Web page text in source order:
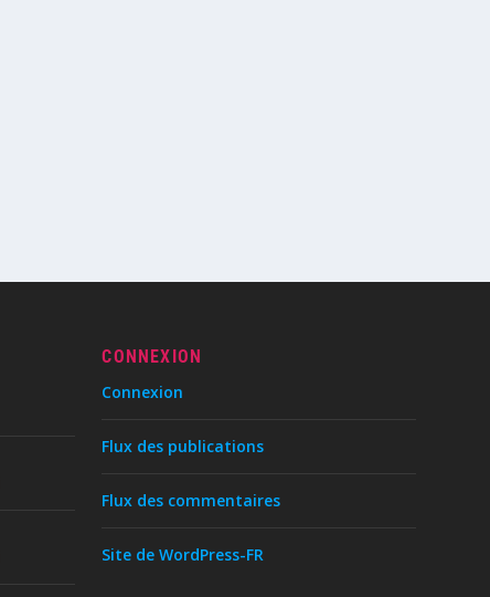
CONNEXION
Connexion
Flux des publications
Flux des commentaires
Site de WordPress-FR